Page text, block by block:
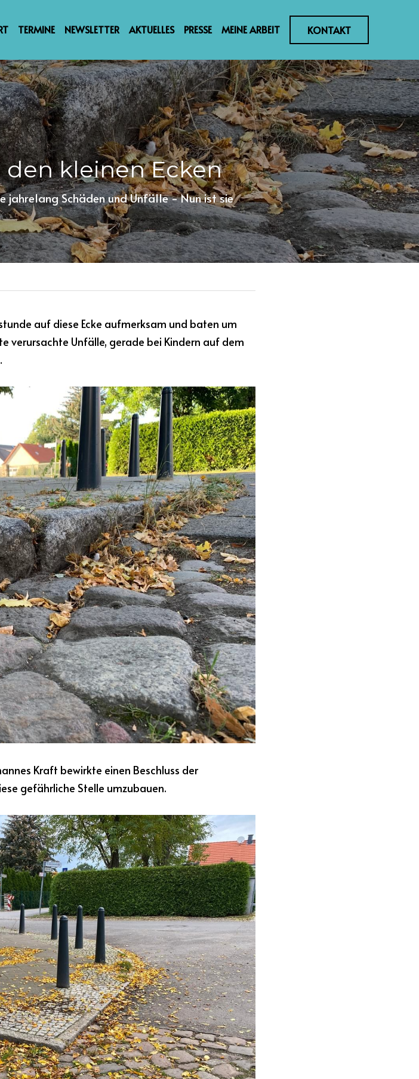
TERMINE NEWSLETTER AKTUELLES PRESSE MEINE ARBEIT KONTAKT
den kleinen Ecken
jahrelang Schäden und Unfälle - Nun ist sie
auf diese Ecke aufmerksam und baten um
verursachte Unfälle, gerade bei Kindern auf dem
Kraft bewirkte einen Beschluss der
gefährliche Stelle umzubauen.